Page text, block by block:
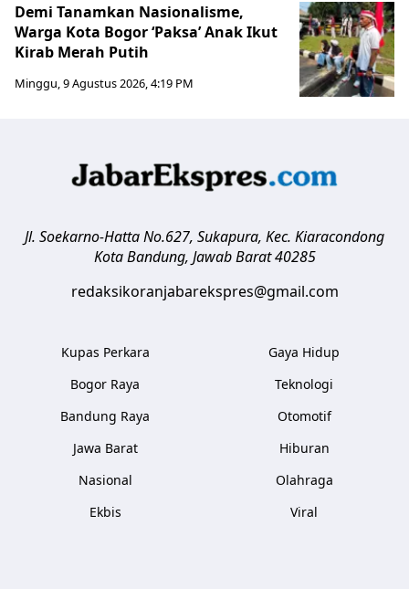
Demi Tanamkan Nasionalisme,
Warga Kota Bogor ‘Paksa’ Anak Ikut
Kirab Merah Putih
Minggu, 9 Agustus 2026, 4:19 PM
Jl. Soekarno-Hatta No.627, Sukapura, Kec. Kiaracondong
Kota Bandung, Jawab Barat 40285
redaksikoranjabarekspres@gmail.com
Kupas Perkara
Bogor Raya
Bandung Raya
Jawa Barat
Nasional
Ekbis
Gaya Hidup
Teknologi
Otomotif
Hiburan
Olahraga
Viral